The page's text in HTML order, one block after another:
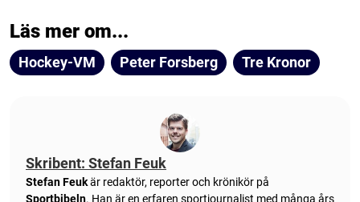
Läs mer om...
Hockey-VM Peter Forsberg Tre Kronor
Skribent: Stefan Feuk
Stefan Feukär redaktör, reporter och krönikör på
Sportbibeln. Han är en erfaren sportjournalist med många års